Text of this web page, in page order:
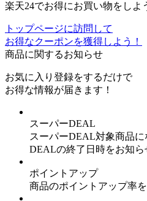
楽天24でお得にお買い物をしよ
トップページに訪問して
お得なクーポンを獲得しよう！
商品に関するお知らせ
お気に入り登録をするだけで
お得な情報が届きます！
スーパーDEAL
スーパーDEAL対象商品
DEALの終了日時をお知ら
ポイントアップ
商品のポイントアップ率を